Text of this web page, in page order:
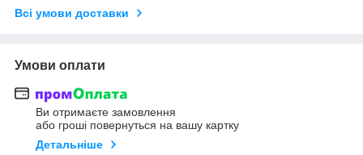
Всі умови доставки
Умови оплати
Ви отримаєте замовлення
або гроші повернуться на вашу картку
Детальніше